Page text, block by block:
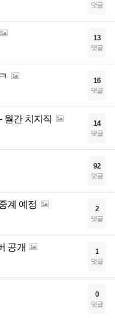
댓글
13
댓글
16
댓글
월간 치지직 14
댓글
92
댓글
계 예정 2
댓글
공개 1
댓글
0
댓글